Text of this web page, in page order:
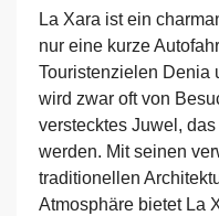
La Xara ist ein
nur eine kurze
Touristenzielen Denia
wird zwar oft von
verstecktes Juwel,
werden. Mit seinen
traditionellen
Atmosphäre bietet La